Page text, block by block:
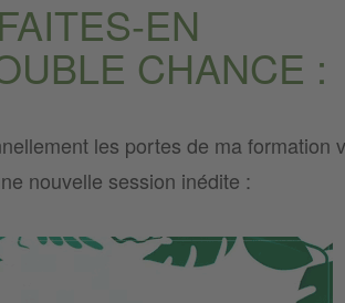
FAITES-EN
CHANCE :
les portes de ma formation
nouvelle session inédite :